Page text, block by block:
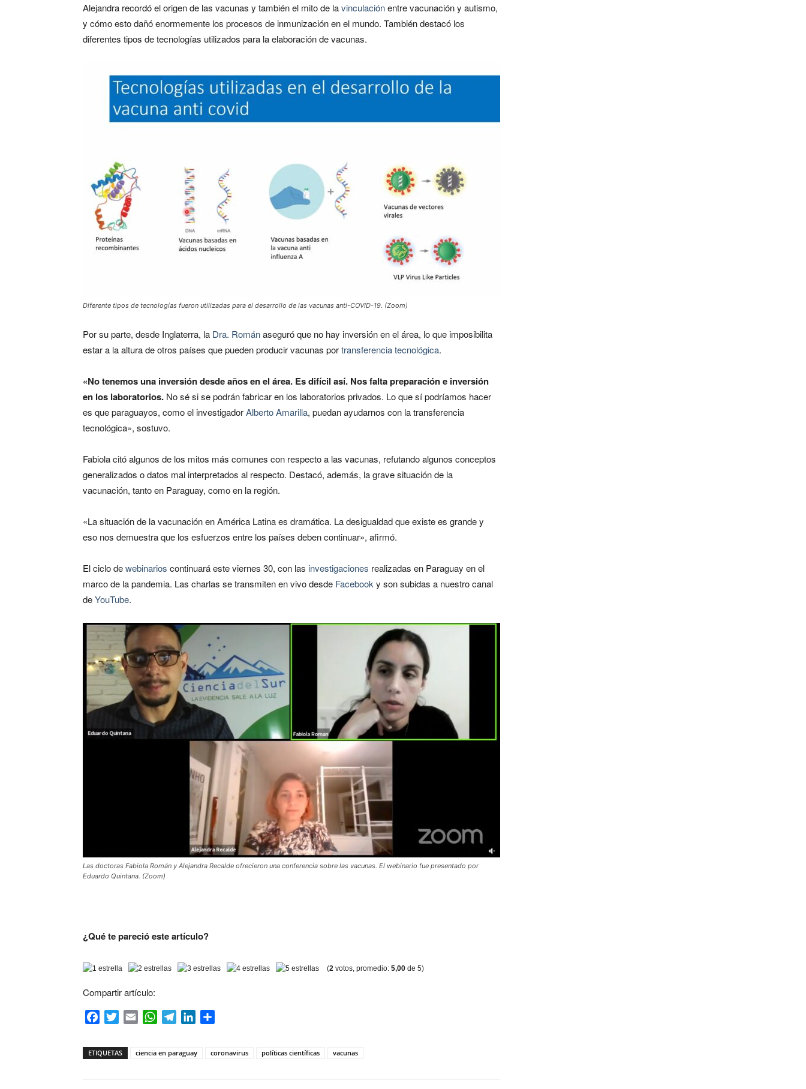
Alejandra recordó el origen de las vacunas y también el mito de lavinculaciónentre vacunación y autismo,
y cómo esto dañó enormemente los procesos de inmunización en el mundo. También destacó los
diferentes tipos de tecnologías utilizados para la elaboración de vacunas.
Diferente tipos de tecnologías fueron utilizadas para el desarrollo de las vacunas anti-COVID-19. (Zoom)
Por su parte, desde Inglaterra, la Dra. Románaseguró que no hay inversión en el área, lo que imposibilita
estar a la altura de otros países que pueden producir vacunas portransferencia tecnológica.
«No tenemos una inversión desde años en el área. Es difícil así. Nos falta preparación e inversión
en los laboratorios. No sé si se podrán fabricar en los laboratorios privados. Lo que sí podríamos hacer
es que paraguayos, como el investigadorAlberto Amarilla, puedan ayudarnos con la transferencia
tecnológica», sostuvo.
Fabiola citó algunos de los mitos más comunes con respecto a las vacunas, refutando algunos conceptos
generalizados o datos mal interpretados al respecto. Destacó, además, la grave situación de la
vacunación, tanto en Paraguay, como en la región.
«La situación de la vacunación en América Latina es dramática. La desigualdad que existe es grande y
eso nos demuestra que los esfuerzos entre los países deben continuar», afirmó.
El ciclo dewebinarios continuará este viernes 30, con las investigaciones realizadas en Paraguay en el
marco de la pandemia. Las charlas se transmiten en vivo desde Facebook y son subidas a nuestro canal
deYouTube.
Las doctoras Fabiola Román y Alejandra Recalde ofrecieron una conferencia sobre las vacunas. El webinario fue presentado por
Eduardo Quintana. (Zoom)
¿Qué te pareció este artículo?
(2 votos, promedio: 5,00 de 5)
Compartir artículo:
FacebookTwitterEmail WhatsAppTelegramLinkedIn
ETIQUETAS ciencia en paraguay coronavirus políticas científicas vacunas